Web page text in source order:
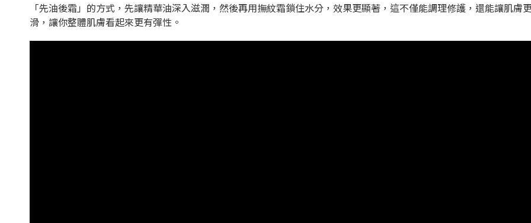
「先油後霜」的方式，先讓精華油深入滋潤，然後再用撫紋霜鎖住水分，效果更顯著，這不僅能調理修護，還能讓肌膚
滑，讓你整體肌膚看起來更有彈性。